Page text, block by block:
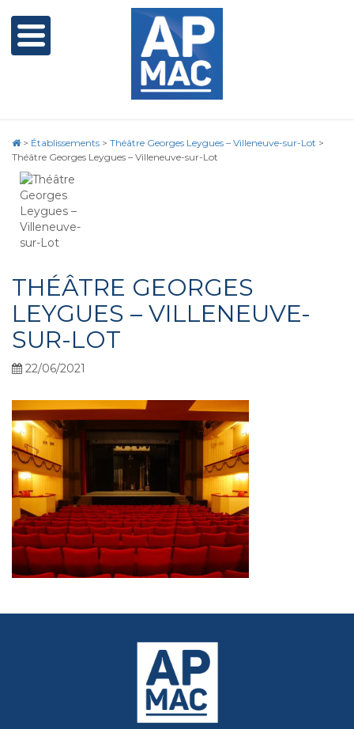
> Établissements > Théâtre Georges Leygues – Villeneuve-sur-Lot >
Théâtre Georges Leygues – Villeneuve-sur-Lot
THÉÂTRE GEORGES
LEYGUES – VILLENEUVE-
SUR-LOT
22/06/2021